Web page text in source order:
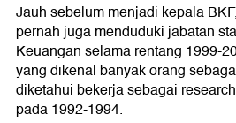
Jauh sebelum menjadi kepala
pernah juga menduduki jabatan
Keuangan selama rentang 1999-
yang dikenal banyak orang
diketahui bekerja sebagai
pada 1992-1994.